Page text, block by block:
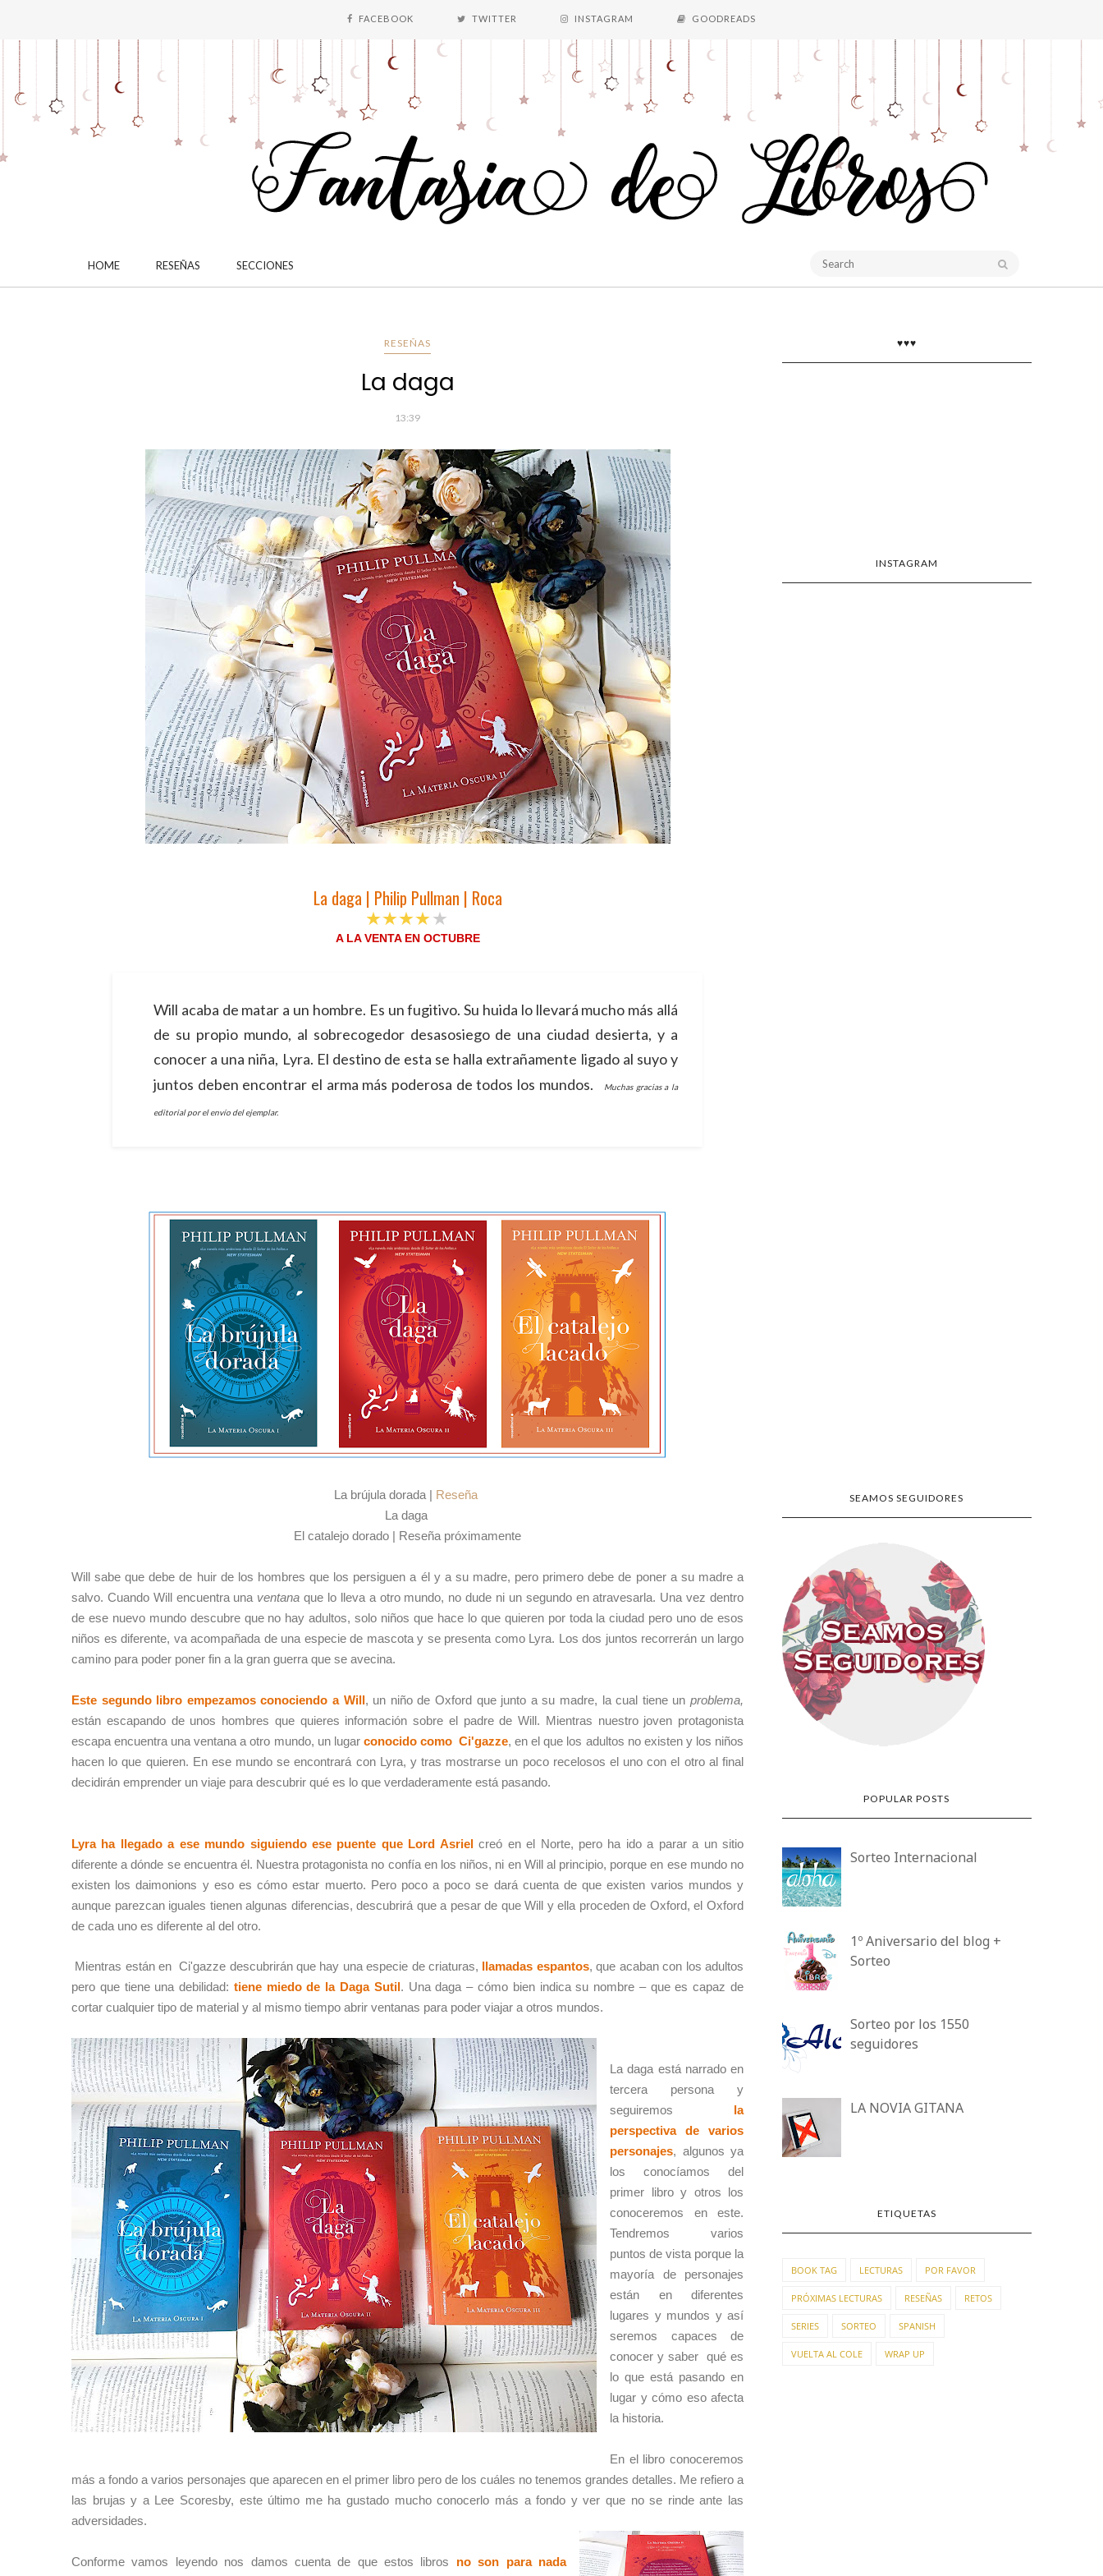
FACEBOOK TWITTER INSTAGRAM GOODREADS
HOME RESEÑAS SECCIONES
RESEÑAS
La daga
13:39
La daga | Philip Pullman | Roca
A LA VENTA EN OCTUBRE
Will acaba de matar a un hombre. Es un fugitivo. Su huida lo llevará mucho más allá
de su propio mundo, al sobrecogedor desasosiego de una ciudad desierta, y a
conocer a una niña, Lyra. El destino de esta se halla extrañamente ligado al suyo y
juntos deben encontrar el arma más poderosa de todos los mundos.
Muchas gracias a la
editorial por el envío del ejemplar.
La brújula dorada | Reseña
La daga
El catalejo dorado | Reseña próximamente
Will sabe que debe de huir de los hombres que los persiguen a él y a su madre, pero primero debe de poner a su madre a
salvo. Cuando Will encuentra una ventana que lo lleva a otro mundo, no dude ni un segundo en atravesarla. Una vez dentro
de ese nuevo mundo descubre que no hay adultos, solo niños que hace lo que quieren por toda la ciudad pero uno de esos
niños es diferente, va acompañada de una especie de mascota y se presenta como Lyra. Los dos juntos recorrerán un largo
camino para poder poner fin a la gran guerra que se avecina.
Este segundo libro empezamos conociendo a Will, un niño de Oxford que junto a su madre, la cual tiene unproblema,
están escapando de unos hombres que quieres información sobre el padre de Will. Mientras nuestro joven protagonista
escapa encuentra una ventana a otro mundo, un lugar conocido como Ci'gazze, en el que los adultos no existen y los niños
hacen lo que quieren. En ese mundo se encontrará con Lyra, y tras mostrarse un poco recelosos el uno con el otro al final
decidirán emprender un viaje para descubrir qué es lo que verdaderamente está pasando.
Lyra ha llegado a ese mundo siguiendo ese puente que Lord Asrielcreó en el Norte, pero ha ido a parar a un sitio
diferente a dónde se encuentra él. Nuestra protagonista no confía en los niños, ni en Will al principio, porque en ese mundo no
existen los daimonions y eso es cómo estar muerto. Pero poco a poco se dará cuenta de que existen varios mundos y
aunque parezcan iguales tienen algunas diferencias, descubrirá que a pesar de que Will y ella proceden de Oxford, el Oxford
de cada uno es diferente al del otro.
Mientras están en Ci'gazze descubrirán que hay una especie de criaturas, llamadas espantos, que acaban con los adultos
pero que tiene una debilidad: tiene miedo de la Daga Sutil. Una daga – cómo bien indica su nombre – que es capaz de
cortar cualquier tipo de material y al mismo tiempo abrir ventanas para poder viajar a otros mundos.
La daga está narrado en
tercera persona y
seguiremos la
perspectiva de varios
personajes, algunos ya
los conocíamos del
primer libro y otros los
conoceremos en este.
Tendremos varios
puntos de vista porque la
mayoría de personajes
están en diferentes
lugares y mundos y así
seremos capaces de
conocer y saber qué es
lo que está pasando en
lugar y cómo eso afecta
la historia.
En el libro conoceremos
más a fondo a varios personajes que aparecen en el primer libro pero de los cuáles no tenemos grandes detalles. Me refiero a
las brujas y a Lee Scoresby, este último me ha gustado mucho conocerlo más a fondo y ver que no se rinde ante las
adversidades.
Conforme vamos leyendo nos damos cuenta de que estos libros no son para nada
♥♥♥
INSTAGRAM
SEAMOS SEGUIDORES
POPULAR POSTS
Sorteo Internacional
1º Aniversario del blog +
Sorteo
Sorteo por los 1550
seguidores
LA NOVIA GITANA
ETIQUETAS
BOOK TAG LECTURAS POR FAVOR
PRÓXIMAS LECTURAS RESEÑAS RETOS
SERIES SORTEO SPANISH
VUELTA AL COLE WRAP UP